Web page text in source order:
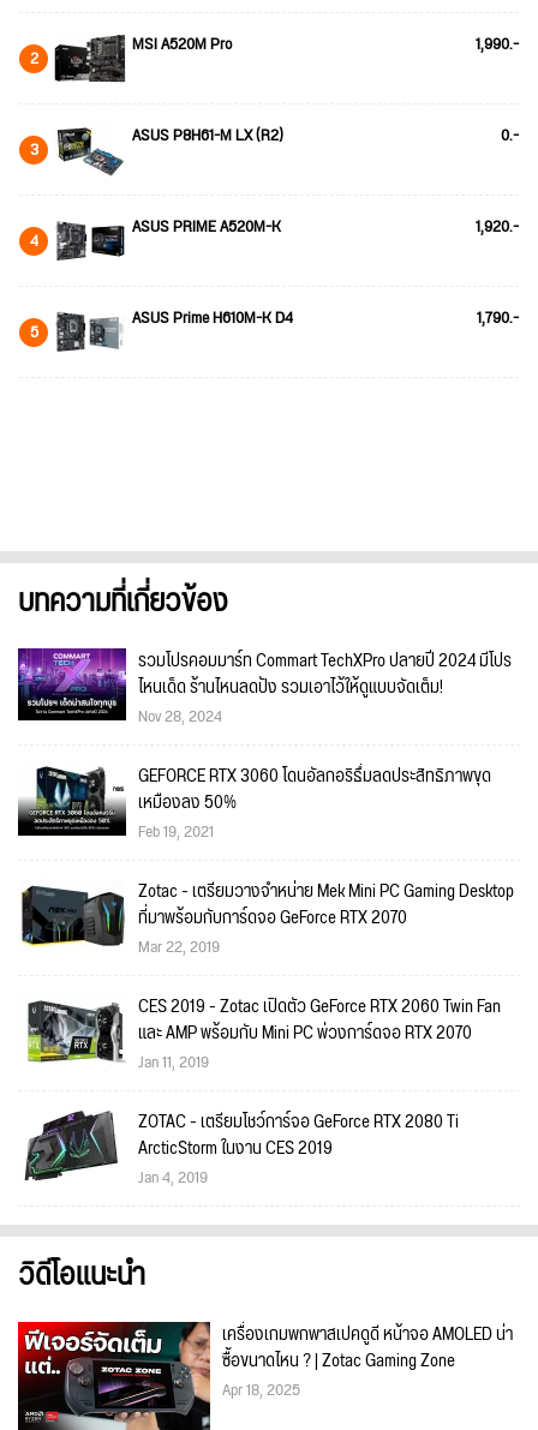
2 MSI A520M Pro 1,990.-
3 ASUS P8H61-M LX (R2) 0.-
4 ASUS PRIME A520M-K 1,920.-
5 ASUS Prime H610M-K D4 1,790.-
บทความที่เกี่ยวข้อง
รวมโปรคอมมาร์ท Commart TechXPro ปลายปี 2024 มีโปร
ไหนเด็ด ร้านไหนลดปัง รวมเอาไว้ให้ดูแบบจัดเต็ม!
Nov 28, 2024
GEFORCE RTX 3060 โดนอัลกอริธึ่มลดประสิทธิภาพขุด
เหมืองลง 50%
Feb 19, 2021
Zotac - เตรียมวางจำหน่าย Mek Mini PC Gaming Desktop
ที่มาพร้อมกับการ์ดจอ GeForce RTX 2070
Mar 22, 2019
CES 2019 - Zotac เปิดตัว GeForce RTX 2060 Twin Fan
และ AMP พร้อมกับ Mini PC พ่วงการ์ดจอ RTX 2070
Jan 11, 2019
ZOTAC - เตรียมโชว์การ์จอ GeForce RTX 2080 Ti
ArcticStorm ในงาน CES 2019
Jan 4, 2019
วิดีโอแนะนำ
เครื่องเกมพกพาสเปคดูดี หน้าจอ AMOLED น่า
ซื้อขนาดไหน ? | Zotac Gaming Zone
Apr 18, 2025